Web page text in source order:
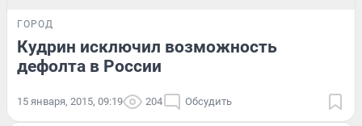
ГОРОД
Кудрин исключил возможность
дефолта в России
15 января, 2015, 09:19 204 Обсудить